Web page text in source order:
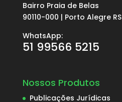
Bairro Praia de Belas
90110-000 | Porto Alegre RS
WhatsApp:
51 99566 5215
Nossos Produtos
Publicações Jurídicas